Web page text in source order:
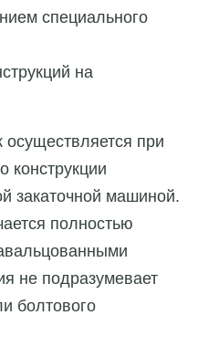
специального
на
при
конструкции
закаточной машиной.
полностью
не подразумевает
болтового